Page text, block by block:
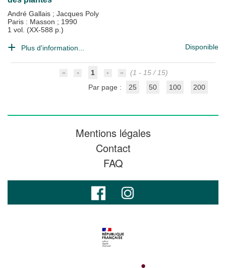
André Gallais ; Jacques Poly
Paris : Masson ; 1990
1 vol. (XX-588 p.)
Plus d'information... Disponible
1
(1 - 15 / 15)
Par page :
25 50 100 200
Mentions légales
Contact
FAQ